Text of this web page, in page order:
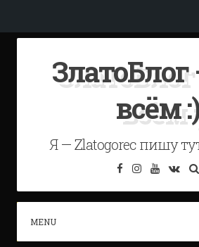
contentЗлатоБлог
всём :)
Я — Zlatogorec пишу
Facebook
Instagram
YouTube
VK
MENU